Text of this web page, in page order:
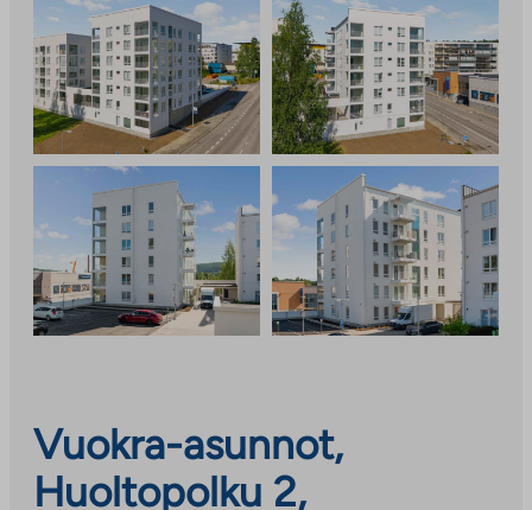
Vuokra-asunnot,
Huoltopolku 2,